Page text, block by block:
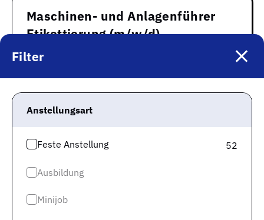
Filter
Anstellungsart
Feste Anstellung 52
Ausbildung
Minijob
Maschinen- und Anlagenführer
Etikettierung (m/w/d)
Auf die Merkliste
als Maschinenführer (m/w/d)